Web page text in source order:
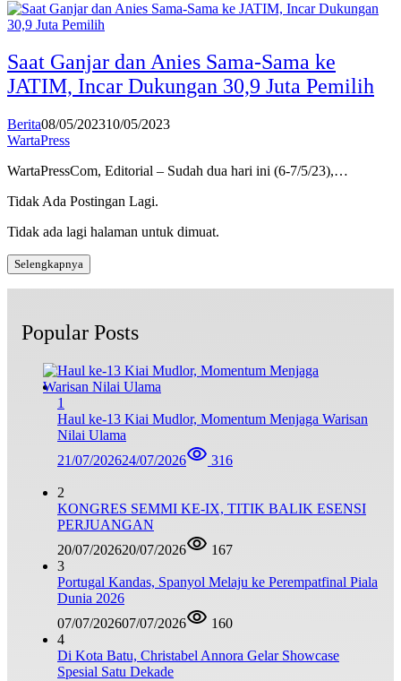
Saat Ganjar dan Anies Sama-Sama ke
JATIM, Incar Dukungan 30,9 Juta Pemilih
Berita08/05/202310/05/2023
WartaPress
WartaPressCom, Editorial – Sudah dua hari ini (6-7/5/23),…
Tidak Ada Postingan Lagi.
Tidak ada lagi halaman untuk dimuat.
Selengkapnya
Popular Posts
1
Haul ke-13 Kiai Mudlor, Momentum Menjaga Warisan
Nilai Ulama
21/07/202624/07/2026 316
2
KONGRES SEMMI KE-IX, TITIK BALIK ESENSI
PERJUANGAN
20/07/202620/07/2026
167
3
Portugal Kandas, Spanyol Melaju ke Perempatfinal Piala
Dunia 2026
07/07/202607/07/2026
160
4
Di Kota Batu, Christabel Annora Gelar Showcase
Spesial Satu Dekade